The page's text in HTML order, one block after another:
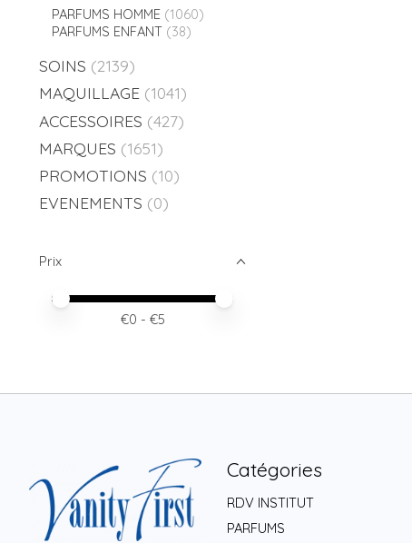
PARFUMS HOMME (1060)
PARFUMS ENFANT (38)
SOINS (2139)
MAQUILLAGE (1041)
ACCESSOIRES (427)
MARQUES (1651)
PROMOTIONS (10)
EVENEMENTS (0)
Prix
Prix minimum
Price maximum value
€0 - €5
Catégories
RDV INSTITUT
PARFUMS